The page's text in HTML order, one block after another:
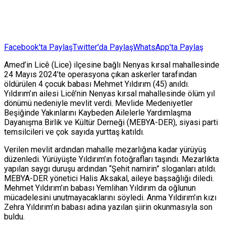
Facebook'ta PaylaşTwitter'da PaylaşWhatsApp'ta Paylaş
Amed’in Licê (Lice) ilçesine bağlı Nenyas kırsal mahallesinde
24 Mayıs 2024’te operasyona çıkan askerler tarafından
öldürülen 4 çocuk babası Mehmet Yıldırım (45) anıldı.
Yıldırım’ın ailesi Licê’nin Nenyas kırsal mahallesinde ölüm yıl
dönümü nedeniyle mevlit verdi. Mevlide Medeniyetler
Beşiğinde Yakınlarını Kaybeden Ailelerle Yardımlaşma
Dayanışma Birlik ve Kültür Derneği (MEBYA-DER), siyasi parti
temsilcileri ve çok sayıda yurttaş katıldı.
Verilen mevlit ardından mahalle mezarlığına kadar yürüyüş
düzenledi. Yürüyüşte Yıldırım’ın fotoğrafları taşındı. Mezarlıkta
yapılan saygı duruşu ardından “Şehit namirin” sloganları atıldı.
MEBYA-DER yönetici Halis Aksakal, aileye başsağlığı diledi.
Mehmet Yıldırım’ın babası Yemlihan Yıldırım da oğlunun
mücadelesini unutmayacaklarını söyledi. Anma Yıldırım’ın kızı
Zehra Yıldırım’ın babası adına yazılan şiirin okunmasıyla son
buldu.